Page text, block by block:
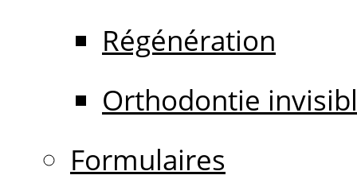
Régénération
Orthodontie
Formulaires